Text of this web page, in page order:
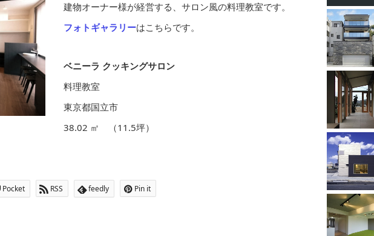
建物オーナー様が経営する、サロン風の料理教室です。
フォトギャラリーはこちらです。
ベニーラ クッキングサロン
料理教室
東京都国立市
38.02 ㎡ （11.5坪）
Pocket RSS feedly Pin it